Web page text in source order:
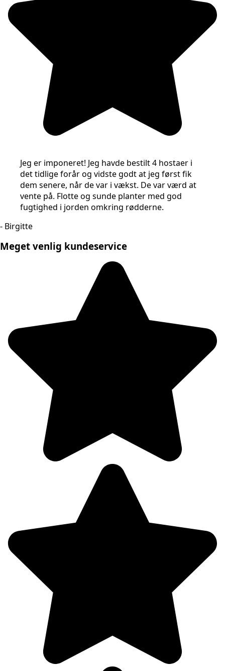
Jeg er imponeret! Jeg havde bestilt 4 hostaer i
det tidlige forår og vidste godt at jeg først fik
dem senere, når de var i vækst. De var værd at
vente på. Flotte og sunde planter med god
fugtighed i jorden omkring rødderne.
- Birgitte
Meget venlig kundeservice